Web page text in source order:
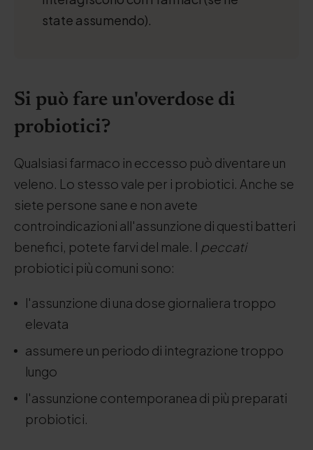
state assumendo).
Si può fare un'overdose di
probiotici?
Qualsiasi farmaco in eccesso può diventare un
veleno. Lo stesso vale per i probiotici. Anche se
siete persone sane e non avete
controindicazioni all'assunzione di questi batteri
benefici, potete farvi del male. I peccati
probiotici più comuni sono:
l'assunzione di una dose giornaliera troppo
elevata
assumere un periodo di integrazione troppo
lungo
l'assunzione contemporanea di più preparati
probiotici.